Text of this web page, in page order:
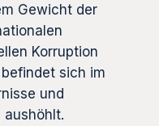
Gewicht der
Korruption
sich im
und
aushöhlt.